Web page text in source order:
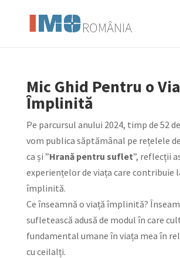
Mic Ghid Pentru o
Împlinită
Pe parcursul anului 2024, timp de 52
vom publica săptămânal pe rețelele
ca și ”Hrană pentru suflet”, reflecții
experiențelor de viața care contribuie
împlinită.
Ce înseamnă o viață împlinită?
sufletească adusă de modul în care
fundamental umane în viața mea în
cu ceilalți.